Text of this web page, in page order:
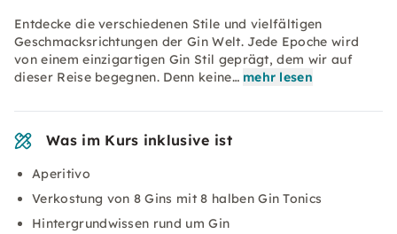
Entdecke die verschiedenen Stile und vielfältigen
Geschmacksrichtungen der Gin Welt. Jede Epoche wird
von einem einzigartigen Gin Stil geprägt, dem wir auf
dieser Reise begegnen. Denn keine… mehr lesen
Was im Kurs inklusive ist
Aperitivo
Verkostung von 8 Gins mit 8 halben Gin Tonics
Hintergrundwissen rund um Gin